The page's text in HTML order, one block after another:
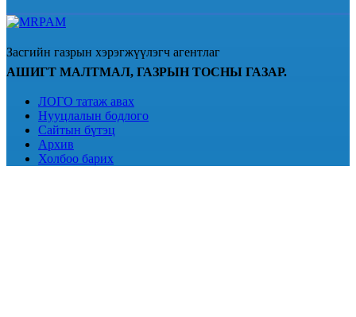
Засгийн газрын хэрэгжүүлэгч агентлаг
АШИГТ МАЛТМАЛ, ГАЗРЫН ТОСНЫ ГАЗАР.
ЛОГО татаж авах
Нууцлалын бодлого
Сайтын бүтэц
Архив
Холбоо барих